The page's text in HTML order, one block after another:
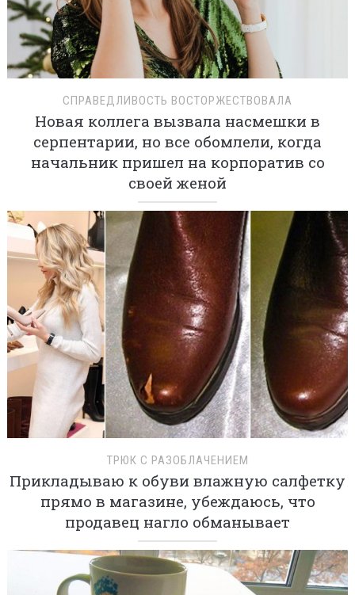
СПРАВЕДЛИВОСТЬ ВОСТОРЖЕСТВОВАЛА
Новая коллега вызвала насмешки в
серпентарии, но все обомлели, когда
начальник пришел на корпоратив со
своей женой
ТРЮК С РАЗОБЛАЧЕНИЕМ
Прикладываю к обуви влажную салфетку
прямо в магазине, убеждаюсь, что
продавец нагло обманывает